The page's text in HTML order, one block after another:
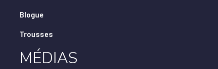
Blogue
Trousses
MÉDIAS